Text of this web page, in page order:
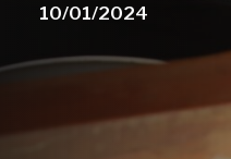
10/01/2024